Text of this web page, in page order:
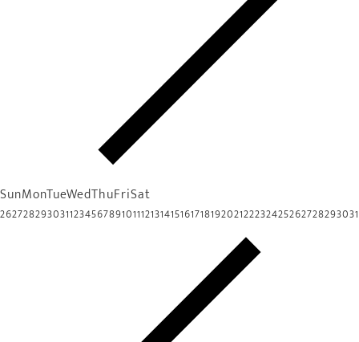
SunMonTueWedThuFriSat
26272829303112345678910111213141516171819202122232425262728293031